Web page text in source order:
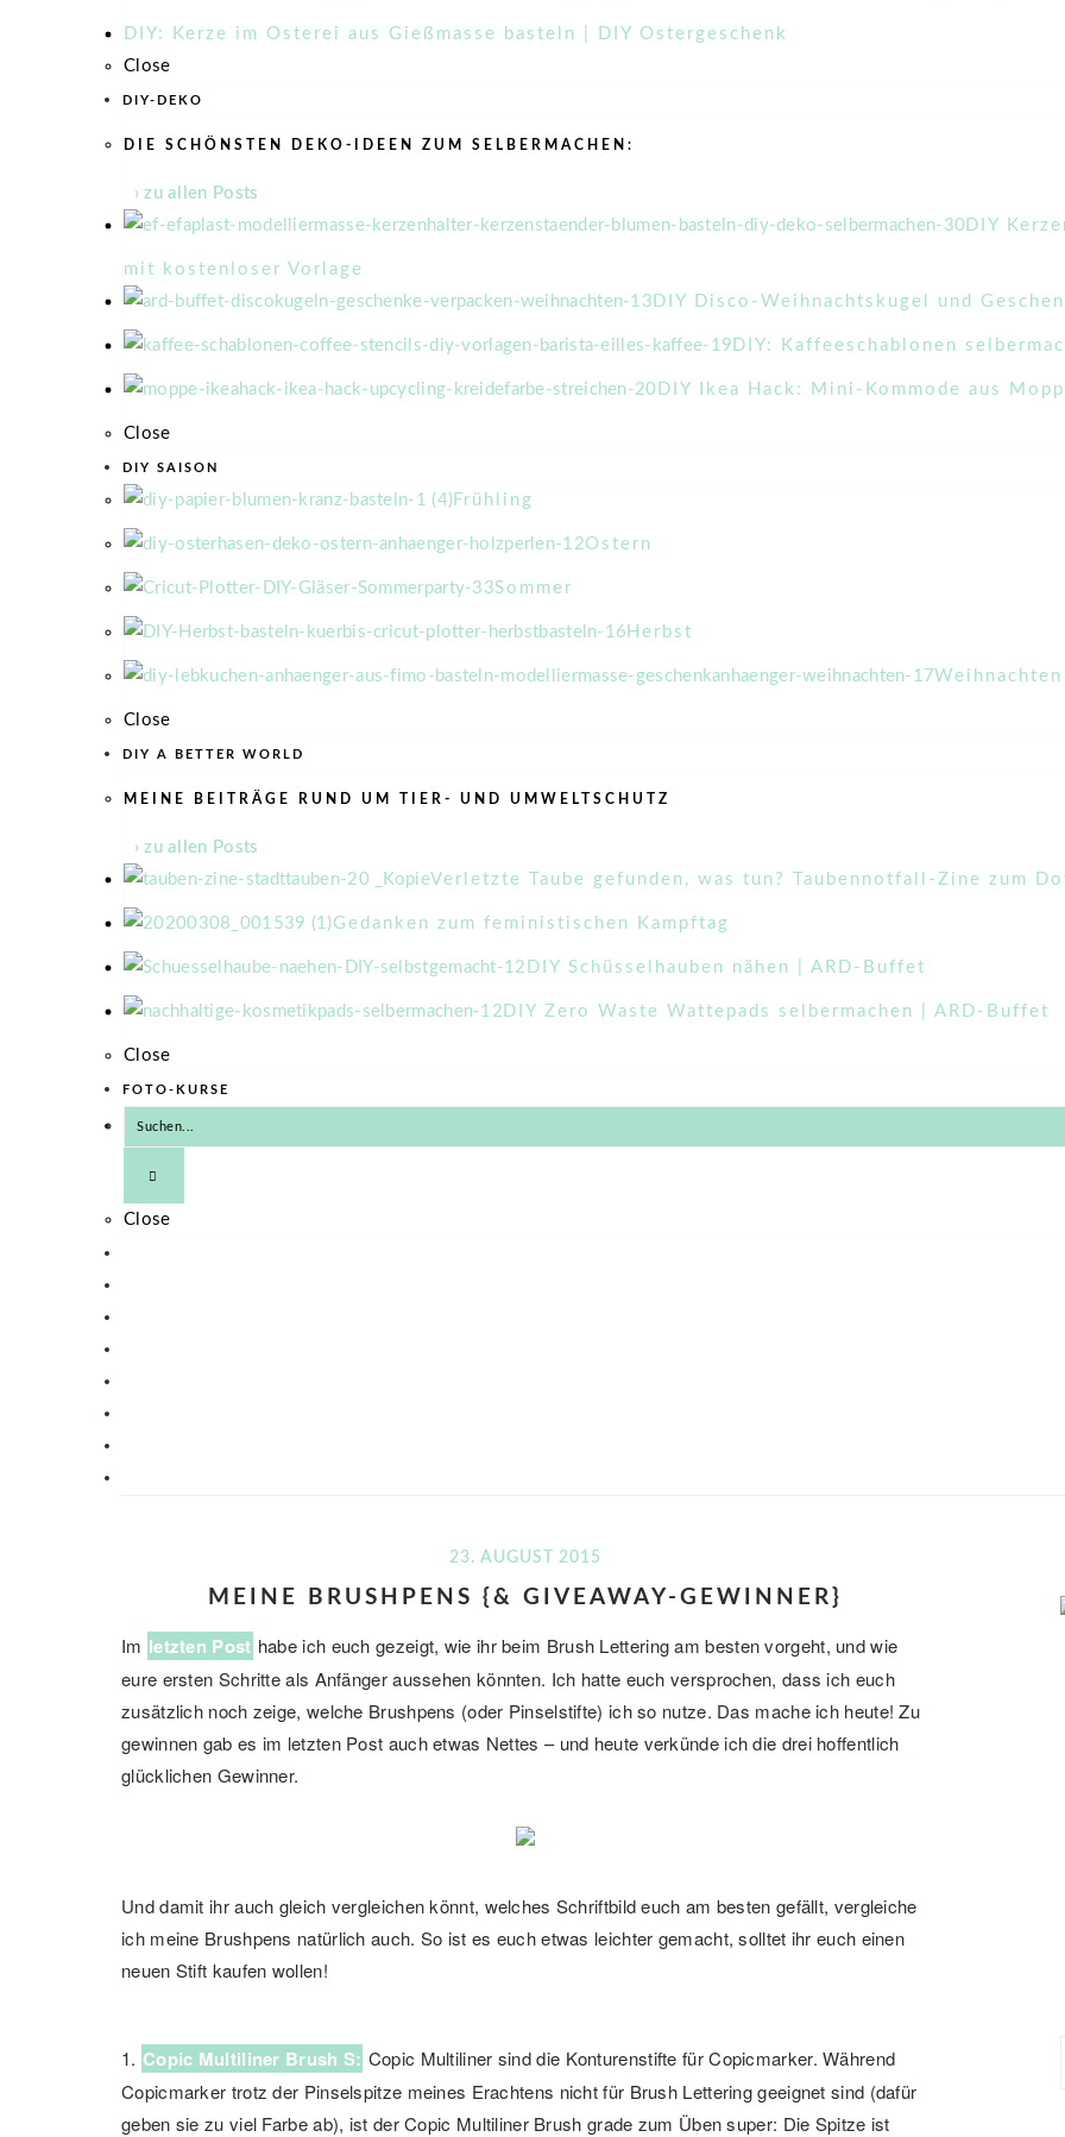
DIY: Kerze im Osterei aus Gießmasse basteln | DIY Ostergeschenk
Close
DIY-DEKO
DIE SCHÖNSTEN DEKO-IDEEN ZUM SELBERMACHEN:
› zu allen Posts
DIY
mit kostenloser Vorlage
DIY Disco-Weihnachtskugel und
DIY: Kaffeeschablonen
DIY Ikea Hack: Mini-Kommode aus
Close
DIY SAISON
Frühling
Ostern
Sommer
Herbst
Weihnachten
Close
DIY A BETTER WORLD
MEINE BEITRÄGE RUND UM TIER- UND UMWELTSCHUTZ
› zu allen Posts
Verletzte Taube gefunden, was tun? Taubennotfall-Zine zum
Gedanken zum feministischen Kampftag
DIY Schüsselhauben nähen | ARD-Buffet
DIY Zero Waste Wattepads selbermachen | ARD-Buffet
Close
FOTO-KURSE
Close
23. AUGUST 2015
MEINE BRUSHPENS {& GIVEAWAY-GEWINNER}
Im letzten Post habe ich euch gezeigt, wie ihr beim Brush Lettering am besten vorgeht, und wie
eure ersten Schritte als Anfänger aussehen könnten. Ich hatte euch versprochen, dass ich euch
zusätzlich noch zeige, welche Brushpens (oder Pinselstifte) ich so nutze. Das mache ich heute! Zu
gewinnen gab es im letzten Post auch etwas Nettes – und heute verkünde ich die drei hoffentlich
glücklichen Gewinner.
Und damit ihr auch gleich vergleichen könnt, welches Schriftbild euch am besten gefällt, vergleiche
ich meine Brushpens natürlich auch. So ist es euch etwas leichter gemacht, solltet ihr euch einen
neuen Stift kaufen wollen!
1. Copic Multiliner Brush S: Copic Multiliner sind die Konturenstifte für Copicmarker. Während
Copicmarker trotz der Pinselspitze meines Erachtens nicht für Brush Lettering geeignet sind (dafür
geben sie zu viel Farbe ab), ist der Copic Multiliner Brush grade zum Üben super: Die Spitze ist